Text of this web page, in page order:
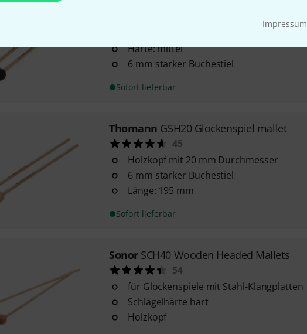
Impressum
Härte: mittel
6 mm starker Buchestiel
Sofort lieferbar
Thomann GSH20 Glockenspiel mallet
45
Holzkopf mit 20 mm Durchmesser
6 mm starker Buchestiel
Länge: 195 mm
Sofort lieferbar
Sonor SCH40 Wooden Headed Mallets
54
für Glockenspiele mit Stahl-Klangplatten
Schlägelhärte hart
Holzkopf